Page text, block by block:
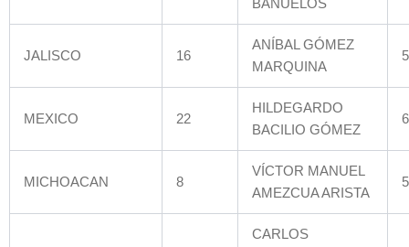
BAÑUELOS
JALISCO 16
ANÍBAL GÓMEZ
MARQUINA
MEXICO 22
HILDEGARDO
BACILIO GÓMEZ
MICHOACAN 8
VÍCTOR MANUEL
AMEZCUA ARISTA
CARLOS